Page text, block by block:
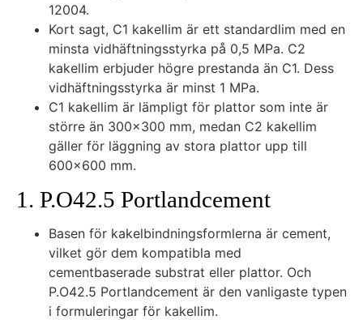
12004.
Kort sagt, C1 kakellim är ett standardlim med en
minsta vidhäftningsstyrka på 0,5 MPa. C2
kakellim erbjuder högre prestanda än C1. Dess
vidhäftningsstyrka är minst 1 MPa.
C1 kakellim är lämpligt för plattor som inte är
större än 300×300 mm, medan C2 kakellim
gäller för läggning av stora plattor upp till
600×600 mm.
1. P.O42.5 Portlandcement
Basen för kakelbindningsformlerna är cement,
vilket gör dem kompatibla med
cementbaserade substrat eller plattor. Och
P.O42.5 Portlandcement är den vanligaste typen
i formuleringar för kakellim.